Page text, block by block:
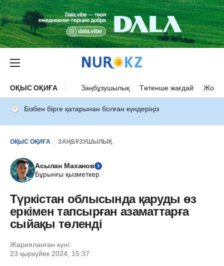
ОҚЫС ОҚИҒА Заңбұзушылық Төтенше жағдай Жол
Бізбен бірге қатарынан болған күндеріңіз
ОҚЫС ОҚИҒА ЗАҢБҰЗУШЫЛЫҚ
Асылан Маханов
Бұрынғы қызметкер
Түркістан облысында қаруды өз
еркімен тапсырған азаматтарға
сыйақы төленді
Жарияланған күні:
23 қыркүйек 2024, 15:37